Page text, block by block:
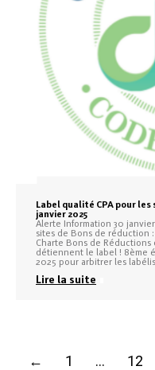
Label qualité CPA pour les
janvier 2025
Alerte Information 30
sites de Bons de réduction
Charte Bons de
détiennent le label ! 8ème
2025 pour arbitrer les
Lire la suite
← 1 … 12